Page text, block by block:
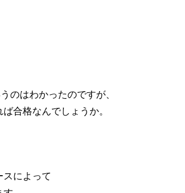
のはわかったのですが、
合格なんでしょうか。
スによって